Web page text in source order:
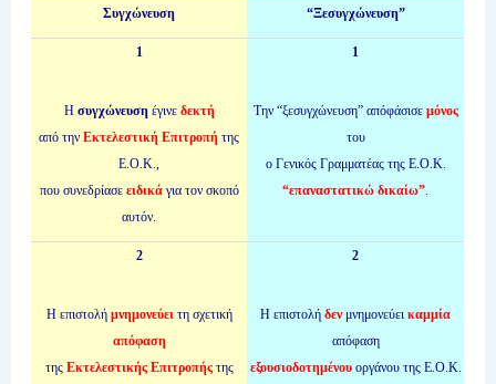
Συγχώνευση “Ξεσυγχώνευση”
1 1
Η συγχώνευσηέγινε δεκτή
από τηνΕκτελεστική Επιτροπή της
Ε.Ο.Κ.,
που συνεδρίασε ειδικά για τον σκοπό
αυτόν.
Την “ξεσυγχώνευση” απόφάσισε μόνος
του
ο Γενικός Γραμματέας της Ε.Ο.Κ.
“επαναστατικώ δικαίω”
2 2
H επιστολή μνημονεύει τη σχετική
απόφαση
της Εκτελεστικής Επιτροπήςτης
Η επιστολήδενμνημονεύεικαμμία
απόφαση
εξουσιοδοτημένουοργάνου της Ε.Ο.Κ.